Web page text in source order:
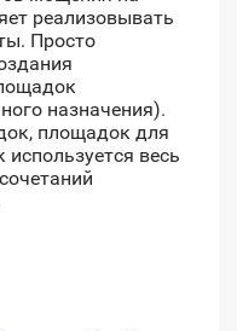
реализовывать
Просто
назначения).
площадок для
весь